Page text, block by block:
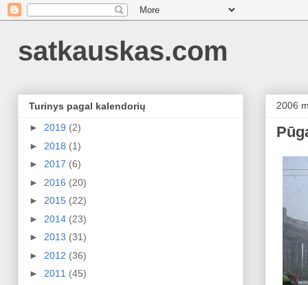
satkauskas.com
2006
Turinys pagal kalendorių
► 2019 (2)
► 2018 (1)
► 2017 (6)
► 2016 (20)
► 2015 (22)
► 2014 (23)
► 2013 (31)
► 2012 (36)
► 2011 (45)